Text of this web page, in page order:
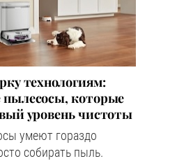
технологиям:
пылесосы, которые
уровень чистоты
умеют гораздо
собирать пыль.